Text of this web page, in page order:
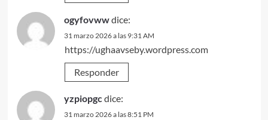
ogyfovwwdice:
31 marzo 2026 a las 9:31 AM
https://ughaavseby.wordpress.com
Responder
yzpiopgcdice:
31 marzo 2026 a las 8:51 PM